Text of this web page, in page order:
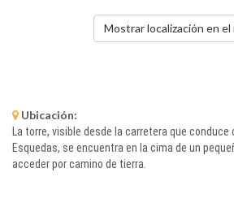
Mostrar localización en el
Ubicación:
La torre, visible desde la carretera que conduce
Esquedas, se encuentra en la cima de un
acceder por camino de tierra.